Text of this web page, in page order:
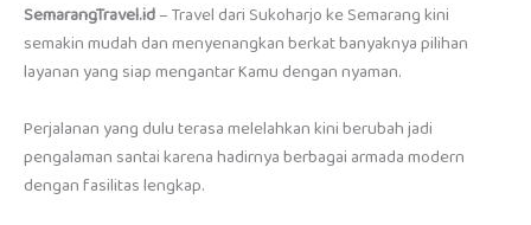
SemarangTravel.id– Travel dari Sukoharjo ke Semarang kini
semakin mudah dan menyenangkan berkat banyaknya pilihan
layanan yang siap mengantar Kamu dengan nyaman.
Perjalanan yang dulu terasa melelahkan kini berubah jadi
pengalaman santai karena hadirnya berbagai armada modern
dengan fasilitas lengkap.